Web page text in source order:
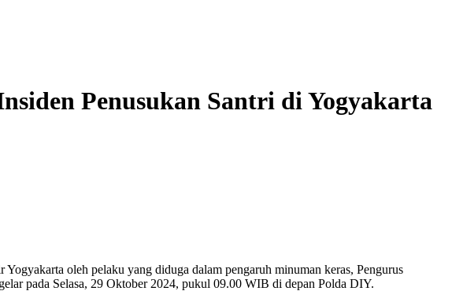
Penusukan Santri di Yogyakarta
oleh pelaku yang diduga dalam pengaruh minuman keras, Pengurus
pada Selasa, 29 Oktober 2024, pukul 09.00 WIB di depan Polda DIY.